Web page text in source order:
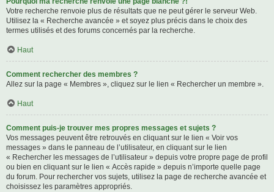
Votre recherche renvoie plus de résultats que ne peut gérer le serveur Web.
Utilisez la « Recherche avancée » et soyez plus précis dans le choix des
termes utilisés et des forums concernés par la recherche.
Haut
Comment rechercher des membres ?
Allez sur la page « Membres », cliquez sur le lien « Rechercher un membre ».
Haut
Comment puis-je trouver mes propres messages et sujets ?
Vos messages peuvent être retrouvés en cliquant sur le lien « Voir vos
messages » dans le panneau de l’utilisateur, en cliquant sur le lien
« Rechercher les messages de l’utilisateur » depuis votre propre page de profil
ou bien en cliquant sur le lien « Accès rapide » depuis n’importe quelle page
du forum. Pour rechercher vos sujets, utilisez la page de recherche avancée et
choisissez les paramètres appropriés.